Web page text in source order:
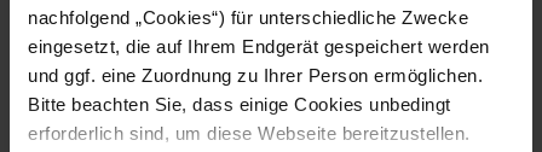
nachfolgend „Cookies“) für unterschiedliche Zwecke
eingesetzt, die auf Ihrem Endgerät gespeichert werden
und ggf. eine Zuordnung zu Ihrer Person ermöglichen.
Bitte beachten Sie, dass einige Cookies unbedingt
erforderlich sind, um diese Webseite bereitzustellen.